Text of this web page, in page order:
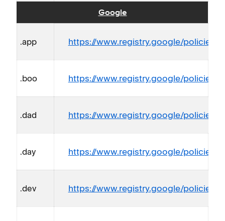
Google
.app https://www.registry.google/policies/
.boo https://www.registry.google/policies/
.dad https://www.registry.google/policies/
.day https://www.registry.google/policies/
.dev https://www.registry.google/policies/